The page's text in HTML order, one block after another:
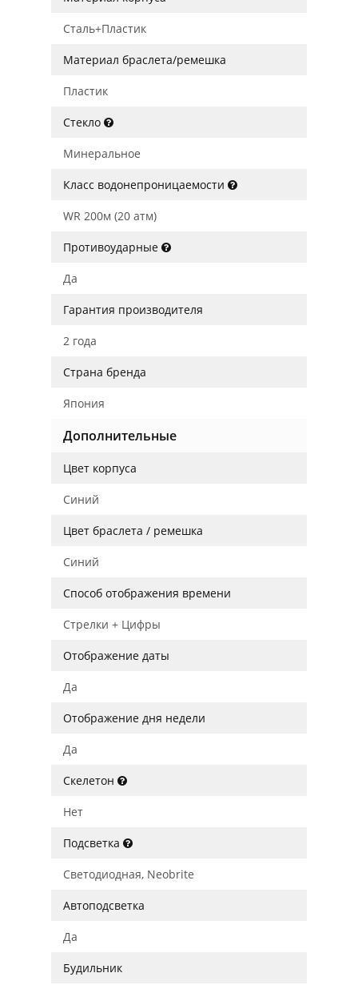
Сталь+Пластик
Материал браслета/ремешка
Пластик
Стекло
Минеральное
Класс водонепроницаемости
WR 200м (20 атм)
Противоударные
Да
Гарантия производителя
2 года
Страна бренда
Япония
Дополнительные
Цвет корпуса
Синий
Цвет браслета / ремешка
Синий
Способ отображения времени
Стрелки + Цифры
Отображение даты
Да
Отображение дня недели
Да
Скелетон
Нет
Подсветка
Светодиодная, Neobrite
Автоподсветка
Да
Будильник